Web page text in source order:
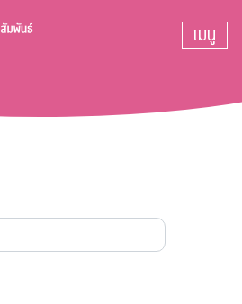
เมนู